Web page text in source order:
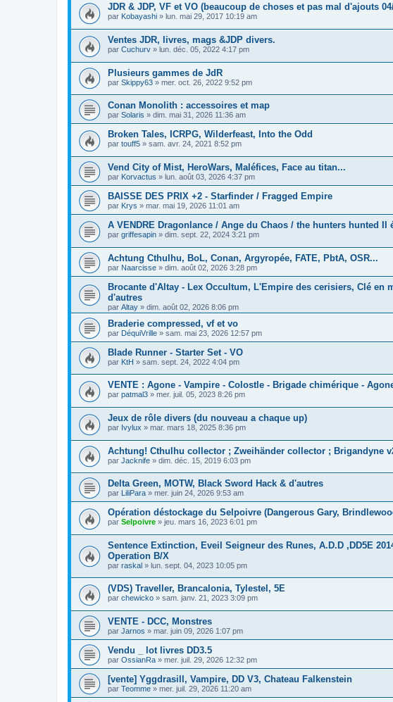
JDR & JDP, VF et VO (beaucoup de choses et pas mal d'ajouts
par Kobayashi » lun. mai 29, 2017 10:19 am
Ventes JDR, livres, mags &JDP divers.
par Cuchurv » lun. déc. 05, 2022 4:17 pm
Plusieurs gammes de JdR
par Skippy63 » mer. oct. 26, 2022 9:52 pm
Conan Monolith : accessoires et map
par Solaris » dim. mai 31, 2026 11:36 am
Broken Tales, ICRPG, Wilderfeast, Into the Odd
par touff5 » sam. avr. 24, 2021 8:52 pm
Vend City of Mist, HeroWars, Maléfices, Face au titan...
par Korvactus » lun. août 03, 2026 4:37 pm
BAISSE DES PRIX +2 - Starfinder / Fragged Empire
par Krys » mar. mai 19, 2026 11:01 am
A VENDRE Dragonlance / Ange du Chaos / the hunters hunted II
par griffesapin » dim. sept. 22, 2024 3:21 pm
Achtung Cthulhu, BoL, Conan, Argyropée, FATE, PbtA, OSR...
par Naarcisse » dim. août 02, 2026 3:28 pm
Brocante d'Altay - Lex Occultum, L'Empire des cerisiers, Clé en
d'autres
par Altay » dim. août 02, 2026 8:06 pm
Braderie compressed, vf et vo
par DéquiVrille » sam. mai 23, 2026 12:57 pm
Blade Runner - Starter Set - VO
par KtH » sam. sept. 24, 2022 4:04 pm
VENTE : Agone - Vampire - Colostle - Brigade chimérique -
par patmal3 » mer. juil. 05, 2023 8:26 pm
Jeux de rôle divers (du nouveau a chaque up)
par Ivylux » mar. mars 18, 2025 8:36 pm
Achtung! Cthulhu collector ; Zweihänder collector ; Brigandyne
par Jacknife » dim. déc. 15, 2019 6:03 pm
Delta Green, MOTW, Black Sword Hack & d'autres
par LiliPara » mer. juin 24, 2026 9:53 am
Opération déstockage du Selpoivre (Dangerous Gary,
par Selpoivre » jeu. mars 16, 2023 6:01 pm
Sentence Extinction, Eveil Seigneur des Runes, A.D.D ,DD5E
Operation B/X
par raskal » lun. sept. 04, 2023 10:05 pm
(VDS) Traveller, Brancalonia, Tylestel, 5E
par chewicko » sam. janv. 21, 2023 3:09 pm
VENTE - DCC, Monstres
par Jarnos » mar. juin 09, 2026 1:07 pm
Vendu _ lot livres DD3.5
par OssianRa » mer. juil. 29, 2026 12:32 pm
[vente] Yggdrasill, Vampire, DD V3, Chateau Falkenstein
par Teomme » mer. juil. 29, 2026 11:20 am